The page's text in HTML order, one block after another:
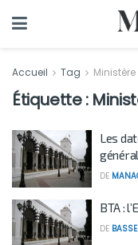
Accueil Tag
Étiquette :
Les
DE
BTA :
DE